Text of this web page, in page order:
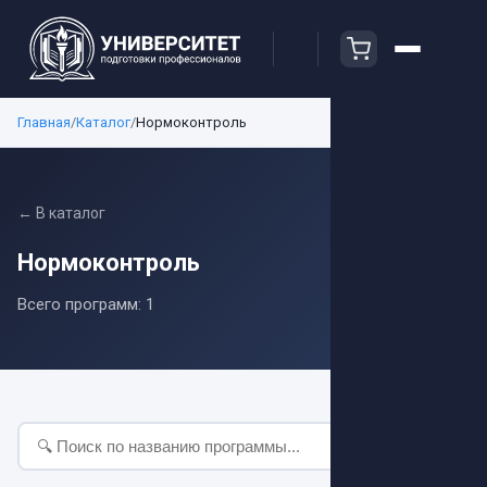
Главная/Каталог/Нормоконтроль
← В каталог
Нормоконтроль
Всего программ: 1